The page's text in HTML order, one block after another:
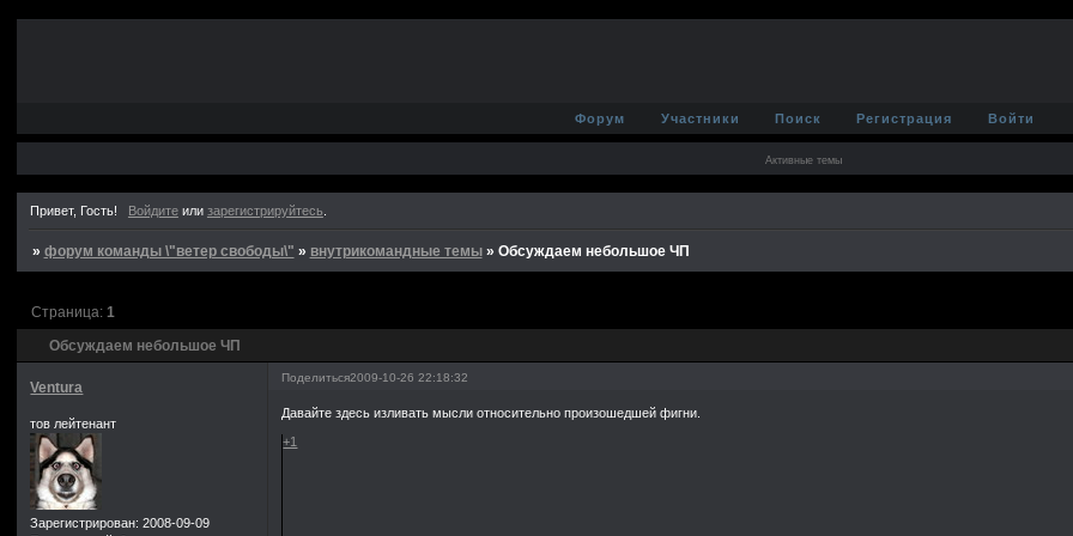
Форум Участники Поиск Регистрация Войти
Активные темы
Привет, Гость! Войдитеили зарегистрируйтесь
» форум команды \"ветер свободы\" » внутрикомандные темы » Обсуждаем небольшое ЧП
Обсуждаем небольшое ЧП
Страница: 1
Поделиться2009-10-26 22:18:32
Ventura
тов лейтенант
Зарегистрирован: 2008-09-09
Давайте здесь изливать мысли относительно произошедшей фигни.
+1